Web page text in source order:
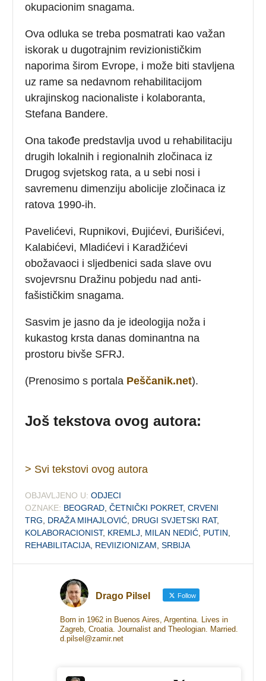
okupacionim snagama.
Ova odluka se treba posmatrati kao važan
iskorak u dugotrajnim revizionističkim
naporima širom Evrope, i može biti stavljena
uz rame sa nedavnom rehabilitacijom
ukrajinskog nacionaliste i kolaboranta,
Stefana Bandere.
Ona takođe predstavlja uvod u rehabilitaciju
drugih lokalnih i regionalnih zločinaca iz
Drugog svjetskog rata, a u sebi nosi i
savremenu dimenziju abolicije zločinaca iz
ratova 1990-ih.
Pavelićevi, Rupnikovi, Đujićevi, Đurišićevi,
Kalabićevi, Mladićevi i Karadžićevi
obožavaoci i sljedbenici sada slave ovu
svojevrsnu Dražinu pobjedu nad anti-
fašističkim snagama.
Sasvim je jasno da je ideologija noža i
kukastog krsta danas dominantna na
prostoru bivše SFRJ.
(Prenosimo s portala Peščanik.net).
Još tekstova ovog autora:
> Svi tekstovi ovog autora
OBJAVLJENO U: ODJECI
OZNAKE: BEOGRAD ,ČETNIČKI POKRET,CRVENI
TRG
DRAŽA MIHAJLOVIĆ DRUGI SVJETSKI RAT,
KOLABORACIONIST, KREMLJ MILAN NEDIĆ PUTIN
REHABILITACIJA REVIIZIONIZAM ,SRBIJA
Drago Pilsel Follow
Born in 1962 in Buenos Aires, Argentina. Lives in
Zagreb, Croatia. Journalist and Theologian. Married.
d.pilsel@zamir.net